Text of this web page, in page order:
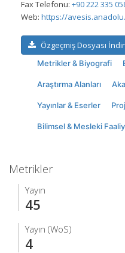
Fax Telefonu: +90 222 335
Web: https://
Özgeçmiş Dosyası İndir
Metrikler & Biyografi
Araştırma Alanları
Yayınlar & Eserler
Bilimsel & Mesleki
Metrikler
Yayın
45
Yayın (WoS)
4